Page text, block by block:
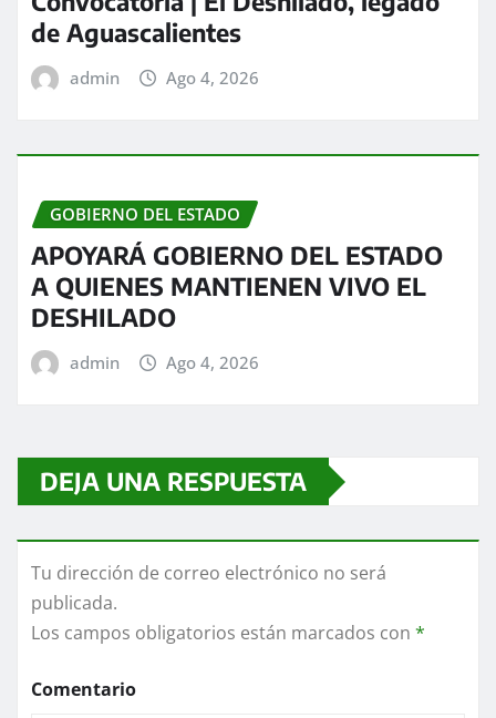
de Aguascalientes
admin Ago 4, 2026
GOBIERNO DEL ESTADO
APOYARÁ GOBIERNO DEL ESTADO
A QUIENES MANTIENEN VIVO EL
DESHILADO
admin Ago 4, 2026
DEJA UNA RESPUESTA
Tu dirección de correo electrónico no será
publicada.
Los campos obligatorios están marcados con *
Comentario